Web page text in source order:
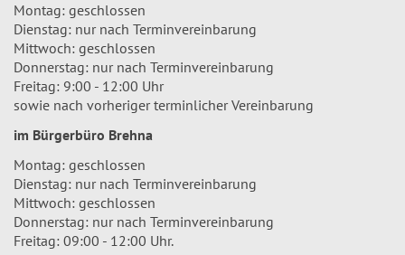
Montag: geschlossen
Dienstag: nur nach Terminvereinbarung
Mittwoch: geschlossen
Donnerstag: nur nach Terminvereinbarung
Freitag: 9:00 - 12:00 Uhr
sowie nach vorheriger terminlicher Vereinbarung
im Bürgerbüro Brehna
Montag: geschlossen
Dienstag: nur nach Terminvereinbarung
Mittwoch: geschlossen
Donnerstag: nur nach Terminvereinbarung
Freitag: 09:00 - 12:00 Uhr.